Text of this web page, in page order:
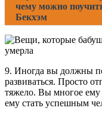
чему можно
Бекхэм
9. Иногда вы должны
развиваться. Просто
тяжело. Вы многое
ему стать успешным